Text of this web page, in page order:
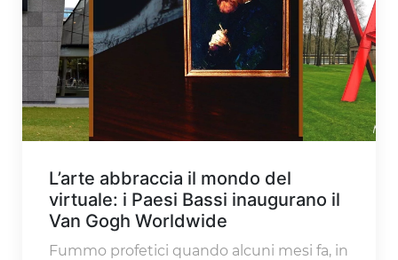
L’arte abbraccia il mondo del
virtuale: i Paesi Bassi inaugurano il
Van Gogh Worldwide
Fummo profetici quando alcuni mesi fa, in